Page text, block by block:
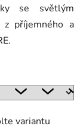
se světlým
z příjemného a
variantu